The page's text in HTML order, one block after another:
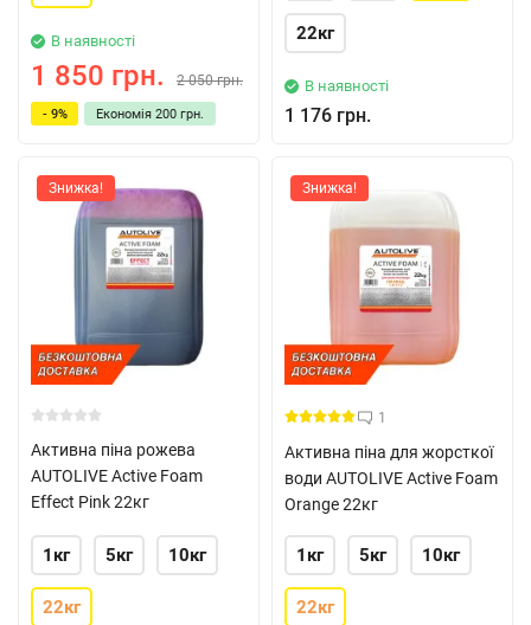
В наявності
1 850 грн. 2 050 грн.
- 9% Економія 200 грн.
22кг
В наявності
1 176 грн.
Знижка!
Активна піна рожева
AUTOLIVE Active Foam
Effect Pink 22кг
1кг 5кг 10кг
22кг
Знижка!
1
Активна піна для жорсткої
води AUTOLIVE Active Foam
Orange 22кг
1кг 5кг 10кг
22кг